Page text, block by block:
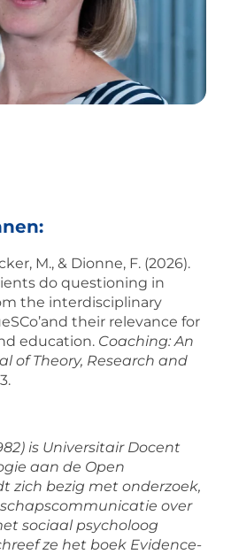
M., & Dionne, F. (2026).
do questioning in
the interdisciplinary
their relevance for
education. Coaching: An
of Theory, Research and
is Universitair Docent
aan de Open
zich bezig met onderzoek,
over
sociaal psycholoog
ze het boek Evidence-